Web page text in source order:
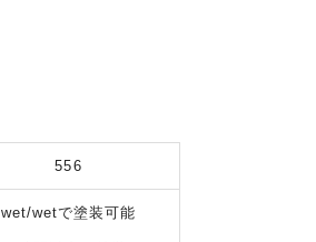
556
wet/wetで塗装可能